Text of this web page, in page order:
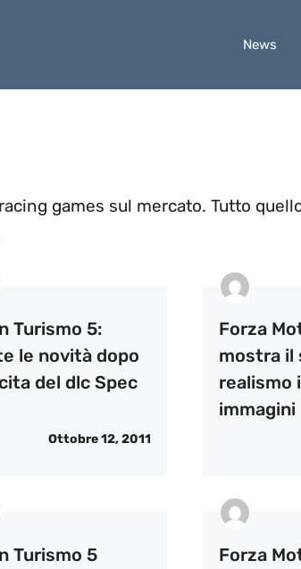
News
games sul mercato. Tutto quello
Turismo 5:
le novità dopo
del dlc Spec
Ottobre 12, 2011
Forza
mostra il
realismo
immagini
Turismo 5
Forza